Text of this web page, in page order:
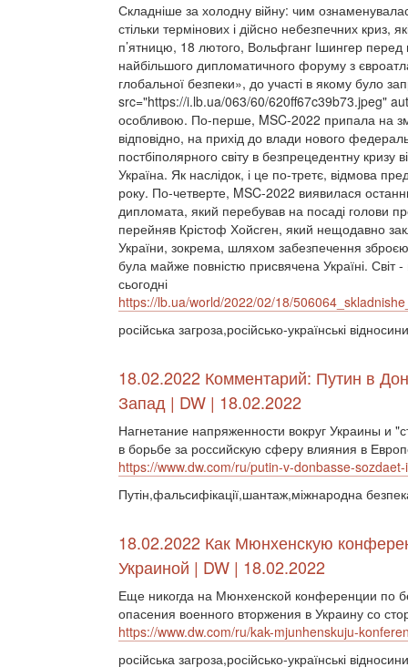
Складніше за холодну війну: чим
стільки термінових і дійсно небезпечних криз,
п’ятницю, 18 лютого, Вольфганг Ішингер
найбільшого дипломатичного форуму з
глобальної безпеки», до участі в якому було
src="https://i.lb.ua/063/60/620ff67c39b73.jpeg"
особливою. По-перше, MSC-2022 припала на
відповідно, на прихід до влади нового
постбіполярного світу в безпрецедентну кризу
Україна. Як наслідок, і це по-третє, відмова
року. По-четверте, MSC-2022 виявилася
дипломата, який перебував на посаді голови
перейняв Крістоф Хойсген, який нещодавно
України, зокрема, шляхом забезпечення зброєю
була майже повністю присвячена Україні. Світ
сьогодні
https://lb.ua/world/2022/02/18/
російська загроза,російсько-українські
18.02.2022 Комментарий: Путин в
Запад | DW | 18.02.2022
Нагнетание напряженности вокруг Украины и
в борьбе за российскую сферу влияния в
https://www.dw.com/ru/putin-v-donbasse-
Путін,фальсифікації,шантаж,міжнародна
18.02.2022 Как Мюнхенскую
Украиной | DW | 18.02.2022
Еще никогда на Мюнхенской конференции по
опасения военного вторжения в Украину со
https://www.dw.com/ru/kak-mjunhenskuju-
російська загроза,російсько-українські